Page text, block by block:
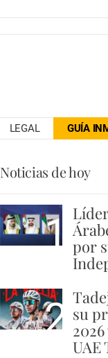
LEGAL GUÍA
Noticias de hoy
1 por
2 su
UAE